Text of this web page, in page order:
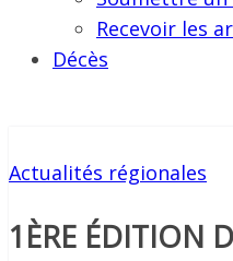
Recevoir les
Décès
Actualités régionales
1ÈRE ÉDITION